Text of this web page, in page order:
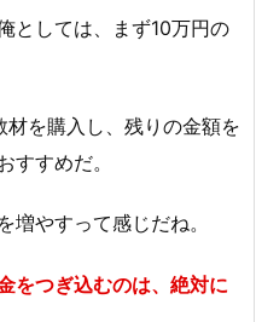
としては、まず10万円の
を購入し、残りの金額を
すすめだ。
増やすって感じだね。
をつぎ込むのは、絶対に